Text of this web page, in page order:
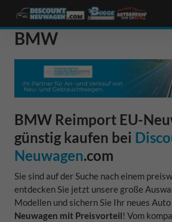
BMW
BMW Reimport EU-
günstig kaufen bei
Neuwagen.com
Sie sind auf der Suche nach einem
entdecken Sie jetzt unsere große
Modellen und sichern Sie Ihr neues Auto
Neuwagen mit Preisvorteil! Vom